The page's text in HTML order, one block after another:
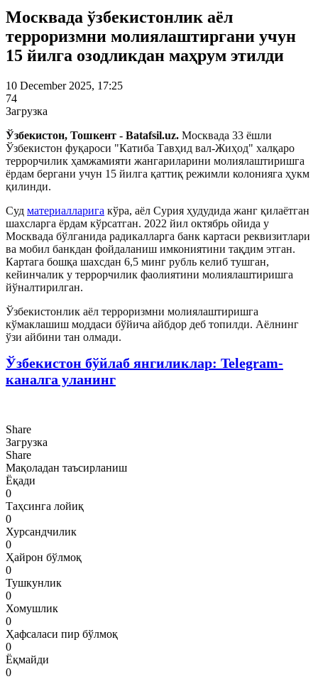
Москвада ўзбекистонлик аёл
терроризмни молиялаштиргани учун
15 йилга озодликдан маҳрум этилди
10 December 2025, 17:25
74
Загрузка
Ўзбекистон, Тошкент - Batafsil.uz. Москвада 33 ёшли
Ўзбекистон фуқароси "Катиба Тавҳид вал-Жиҳод" халқаро
террорчилик ҳамжамияти жангариларини молиялаштиришга
ёрдам бергани учун 15 йилга қаттиқ режимли колонияга ҳукм
қилинди.
Суд материалларига кўра, аёл Сурия ҳудудида жанг қилаётган
шахсларга ёрдам кўрсатган. 2022 йил октябрь ойида у
Москвада бўлганида радикалларга банк картаси реквизитлари
ва мобил банкдан фойдаланиш имкониятини тақдим этган.
Картага бошқа шахсдан 6,5 минг рубль келиб тушган,
кейинчалик у террорчилик фаолиятини молиялаштиришга
йўналтирилган.
Ўзбекистонлик аёл терроризмни молиялаштиришга
кўмаклашиш моддаси бўйича айбдор деб топилди. Аёлнинг
ўзи айбини тан олмади.
Ўзбекистон бўйлаб янгиликлар: Telegram-
каналга уланинг
Share
Загрузка
Share
Мақоладан таъсирланиш
Ёқади
0
Таҳсинга лойиқ
0
Хурсандчилик
0
Ҳайрон бўлмоқ
0
Тушкунлик
0
Хомушлик
0
Ҳафсаласи пир бўлмоқ
0
Ёқмайди
0